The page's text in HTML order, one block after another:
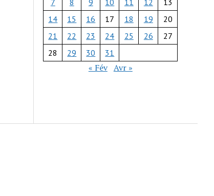
14
15 16 17 18 19
20
21
22 23 24 25 26
27
28
29 30 31
« Fév Avr »